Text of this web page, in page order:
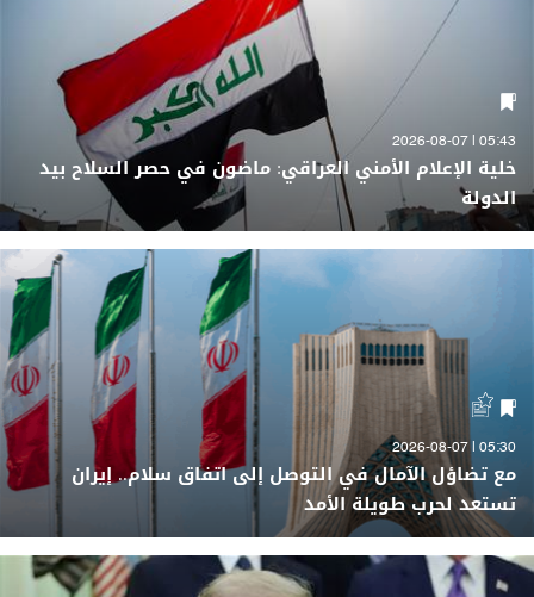
05:43 | 2026-08-07
خلية الإعلام الأمني العراقي: ماضون في حصر السلاح بيد
الدولة
05:30 | 2026-08-07
مع تضاؤل الآمال في التوصل إلى اتفاق سلام.. إيران
تستعد لحرب طويلة الأمد